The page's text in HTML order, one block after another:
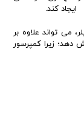
می تواند علاوه بر
دهد؛ زیرا کمپرسور